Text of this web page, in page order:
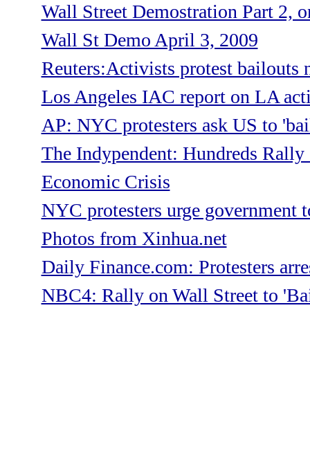
Wall Street Demostration Part 2,
Wall St Demo April 3, 2009
Reuters:Activists protest bailouts
Los Angeles IAC report on LA
AP: NYC protesters ask US to
The Indypendent: Hundreds
Economic Crisis
NYC protesters urge government
Photos from Xinhua.net
Daily Finance.com: Protesters
NBC4: Rally on Wall Street to